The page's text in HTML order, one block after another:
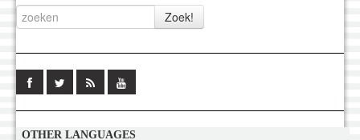
OTHER LANGUAGES